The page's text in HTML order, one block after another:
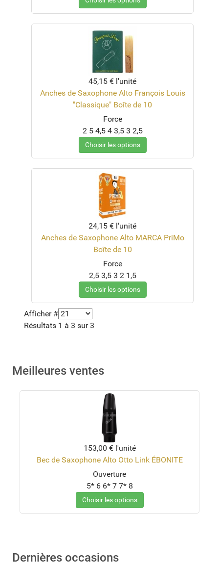
45,15 € l'unité
Anches de Saxophone Alto François Louis
"Classique" Boîte de 10
Force
2 5 4,5 4 3,5 3 2,5
Choisir les options
24,15 € l'unité
Anches de Saxophone Alto MARCA PriMo
Boîte de 10
Force
2,5 3,5 3 2 1,5
Choisir les options
Afficher #
Résultats 1 à 3 sur 3
Meilleures ventes
153,00 € l'unité
Bec de Saxophone Alto Otto Link ÉBONITE
Ouverture
5* 6 6* 7 7* 8
Choisir les options
Dernières occasions